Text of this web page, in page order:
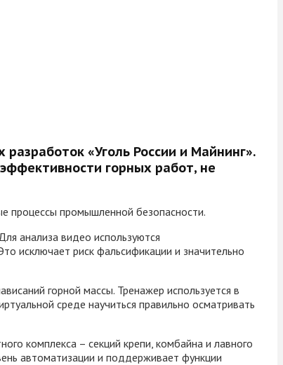
«Уголь России и Майнинг».
горных работ, не
процессы промышленной безопасности.
анализа видео используются
исключает риск фальсификации и значительно
горной массы. Тренажер используется в
среде научиться правильно осматривать
комплекса – секций крепи, комбайна и лавного
автоматизации и поддерживает функции